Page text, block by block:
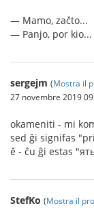
— Mamo, začto...
— Panjo, por kio...
sergejm (Mostra il
27 novembre 2019
okameniti - mi
sed ĝi signifas
ě - ĉu ĝi estas
StefKo (Mostra il